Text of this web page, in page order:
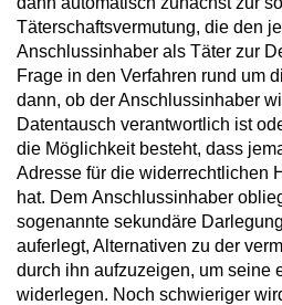
Täterschaftsvermutung, die den
Anschlussinhaber als Täter zur
Frage in den Verfahren rund um
dann, ob der Anschlussinhaber
Datentausch verantwortlich ist
die Möglichkeit besteht, dass
Adresse für die widerrechtlichen
hat. Dem Anschlussinhaber
sogenannte sekundäre
auferlegt, Alternativen zu der
durch ihn aufzuzeigen, um seine
widerlegen. Noch schwieriger